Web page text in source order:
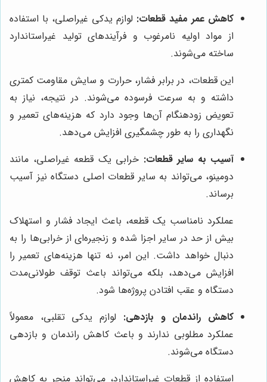
کاهش عمر مفید قطعات: لوازم یدکی غیراصلی، با استفاده
از مواد اولیه نامرغوب و فرآیندهای تولید غیراستاندارد
ساخته می‌شوند.
این قطعات، در برابر فشار، حرارت و سایش مقاومت کمتری
داشته و به سرعت فرسوده می‌شوند. در نتیجه، نیاز به
تعویض زودهنگام آن‌ها وجود دارد که هزینه‌های تعمیر و
نگهداری را به طور چشمگیری افزایش می‌دهد.
آسیب به سایر قطعات: خرابی یک قطعه غیراصلی، مانند
دومینو، می‌تواند به سایر قطعات اصلی دستگاه نیز آسیب
برساند.
عملکرد نامناسب یک قطعه، باعث ایجاد فشار و استهلاک
بیش از حد در سایر اجزا شده و زنجیره‌ای از خرابی‌ها را به
دنبال خواهد داشت. این امر، نه تنها هزینه‌های تعمیر را
افزایش می‌دهد، بلکه می‌تواند باعث توقف طولانی‌مدت
دستگاه و عقب افتادن پروژه‌ها شود.
کاهش راندمان و بازدهی: لوازم یدکی تقلبی، معمولاً
عملکرد مطلوبی ندارند و باعث کاهش راندمان و بازدهی
دستگاه می‌شوند.
استفاده از قطعات غیراستاندارد، می‌تواند منجر به کاهش